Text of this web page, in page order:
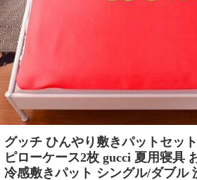
グッチ ひんやり敷きパットセッ
ピローケース2枚 gucci 夏用寝具
冷感敷きパット シングル/ダブル